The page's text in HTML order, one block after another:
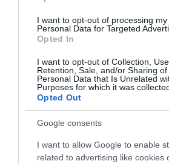
I want to opt-out of processing my
Personal Data for Targeted
Opted In
I want to opt-out of Collection, Use,
Retention, Sale, and/or Sharing of
Personal Data that Is Unrelated
Purposes for which it was
Opted Out
Google consents
I want to allow Google to enable
related to advertising like cookies